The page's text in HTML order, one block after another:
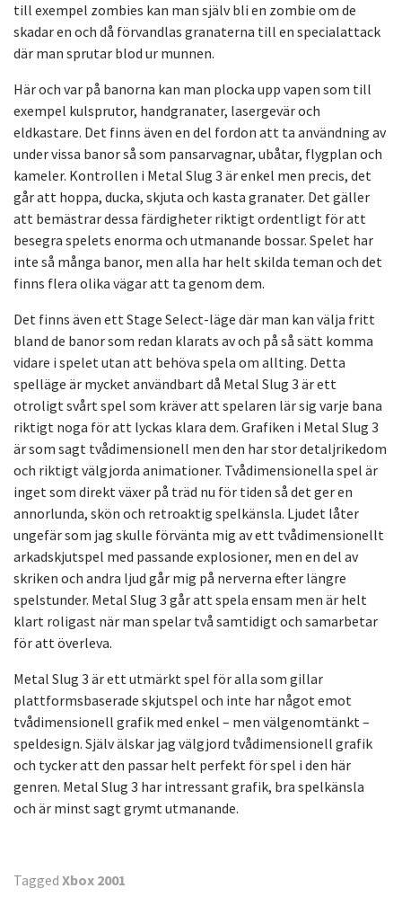
till exempel zombies kan man själv bli en zombie om de
skadar en och då förvandlas granaterna till en specialattack
där man sprutar blod ur munnen.
Här och var på banorna kan man plocka upp vapen som till
exempel kulsprutor, handgranater, lasergevär och
eldkastare. Det finns även en del fordon att ta användning av
under vissa banor så som pansarvagnar, ubåtar, flygplan och
kameler. Kontrollen i Metal Slug 3 är enkel men precis, det
går att hoppa, ducka, skjuta och kasta granater. Det gäller
att bemästrar dessa färdigheter riktigt ordentligt för att
besegra spelets enorma och utmanande bossar. Spelet har
inte så många banor, men alla har helt skilda teman och det
finns flera olika vägar att ta genom dem.
Det finns även ett Stage Select-läge där man kan välja fritt
bland de banor som redan klarats av och på så sätt komma
vidare i spelet utan att behöva spela om allting. Detta
spelläge är mycket användbart då Metal Slug 3 är ett
otroligt svårt spel som kräver att spelaren lär sig varje bana
riktigt noga för att lyckas klara dem. Grafiken i Metal Slug 3
är som sagt tvådimensionell men den har stor detaljrikedom
och riktigt välgjorda animationer. Tvådimensionella spel är
inget som direkt växer på träd nu för tiden så det ger en
annorlunda, skön och retroaktig spelkänsla. Ljudet låter
ungefär som jag skulle förvänta mig av ett tvådimensionellt
arkadskjutspel med passande explosioner, men en del av
skriken och andra ljud går mig på nerverna efter längre
spelstunder. Metal Slug 3 går att spela ensam men är helt
klart roligast när man spelar två samtidigt och samarbetar
för att överleva.
Metal Slug 3 är ett utmärkt spel för alla som gillar
plattformsbaserade skjutspel och inte har något emot
tvådimensionell grafik med enkel – men välgenomtänkt –
speldesign. Själv älskar jag välgjord tvådimensionell grafik
och tycker att den passar helt perfekt för spel i den här
genren. Metal Slug 3 har intressant grafik, bra spelkänsla
och är minst sagt grymt utmanande.
Tagged Xbox 2001